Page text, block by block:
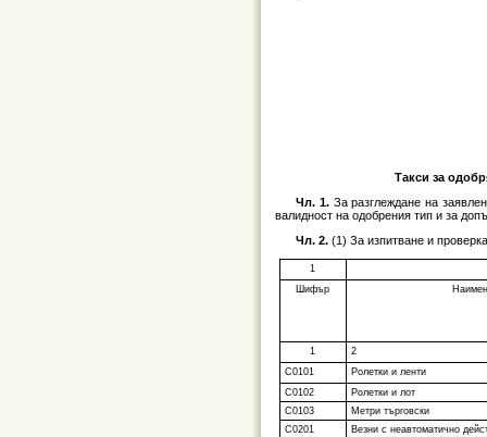
Такси за
Чл. 1. За разглеждане на
валидност на одобрения тип и за
Чл. 2.(1) За изпитване и
1
Шифър
1
2
С0101
Ролетки и ленти
С0102
Ролетки и лот
С0103
Метри търговски
С0201
Везни с неавтоматично